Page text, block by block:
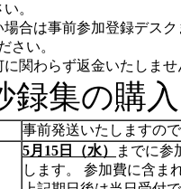
。
合は事前参加登録デス
さい。
関わらず返金いたしませ
録集の購
事前発送いたしますの
5月15日（水）
までに参
します。 参加費に含ま